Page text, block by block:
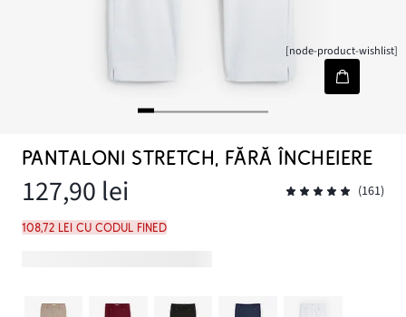
[node-product-wishlist]
PANTALONI STRETCH, FĂRĂ ÎNCHEIERE
127,90 lei (161)
108,72 lei cu codul FINED